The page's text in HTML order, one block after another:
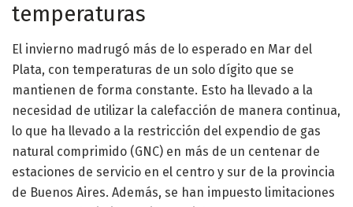
temperaturas
El invierno madrugó más de lo esperado en Mar del
Plata, con temperaturas de un solo dígito que se
mantienen de forma constante. Esto ha llevado a la
necesidad de utilizar la calefacción de manera continua,
lo que ha llevado a la restricción del expendio de gas
natural comprimido (GNC) en más de un centenar de
estaciones de servicio en el centro y sur de la provincia
de Buenos Aires. Además, se han impuesto limitaciones